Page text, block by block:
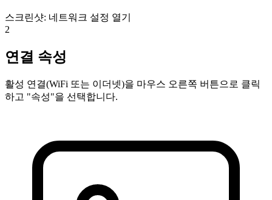
스크린샷: 네트워크 설정 열기
2
연결 속성
활성 연결(WiFi 또는 이더넷)을 마우스 오른쪽 버튼으로 클릭
하고 "속성"을 선택합니다.